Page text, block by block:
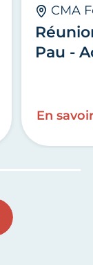
Pau -
CMA
En